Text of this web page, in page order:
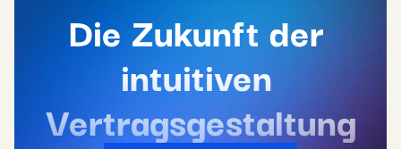
Die Zukunft der
intuitiven
Vertragsgestaltung